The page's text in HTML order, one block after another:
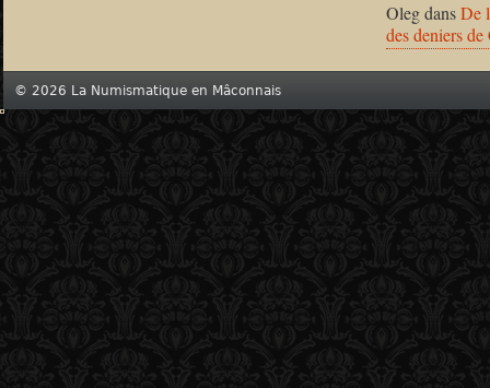
OlegdansDe
des deniers
© 2026 La Numismatique en Mâconnais